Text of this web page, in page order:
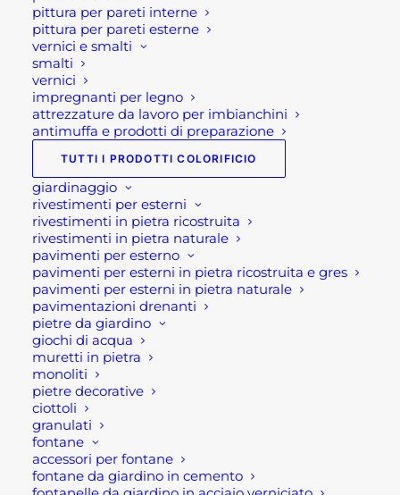
pittura per pareti interne
pittura per pareti esterne
vernici e smalti
smalti
vernici
impregnanti per legno
attrezzature da lavoro per imbianchini
antimuffa e prodotti di preparazione
TUTTI I PRODOTTI COLORIFICIO
giardinaggio
rivestimenti per esterni
rivestimenti in pietra ricostruita
rivestimenti in pietra naturale
pavimenti per esterno
pavimenti per esterni in pietra ricostruita e gres
pavimenti per esterni in pietra naturale
pavimentazioni drenanti
pietre da giardino
giochi di acqua
muretti in pietra
monoliti
pietre decorative
ciottoli
granulati
fontane
accessori per fontane
fontane da giardino in cemento
AGGRAPPANTE PENNELLABILE
WINGRIP LITE
29,00
da
29,00 €
a
98,00 €
FONTANA MODERNA VEDOVELLA OSLO
170,00€
Suggeriti
TENDE ESTERNE PARASOLE
87,00 - 476,00
Fascia
di
prezzo:
da
87,00 €
a
STUFA A PELLET ISABEL
990,00 €
THERMORIFLEX PITTURA PER ESTERNI
128,00€
Ultimi visti
CIOTOLA TONDA PER ESTERNO IN
CEMENTO